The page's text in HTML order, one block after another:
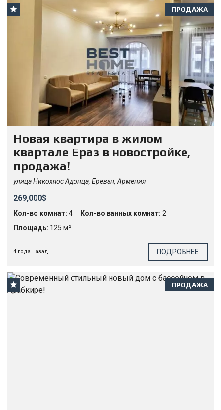
ПРОДАЖА
Новая квартира в жилом
квартале Ераз в новостройке,
продажа!
улица Никохяос Адонца, Ереван, Армения
269,000$
Кол-во комнат: 4 Кол-во ванных комнат: 2
Площадь: 125 м²
4 года назад ПОДРОБНЕЕ
ПРОДАЖА